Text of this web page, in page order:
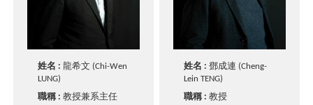
姓名 :龍希文 (Chi-Wen
LUNG)
職稱 :教授兼系主任
姓名 :鄧成連 (Cheng-
Lein TENG)
職稱 :教授